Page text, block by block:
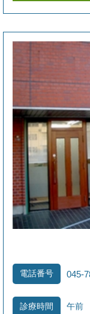
な当日にご連
ればご案内さ
体調不良での
さい
急な発熱や体
にお早めにご
限られた診療
境を維持する
を重ねてお願
2026.04.27
矯正治療日・
矯正治療日及
せ致します。
＊＊治療日＊＊
電話番号 045-
診療時間
午前